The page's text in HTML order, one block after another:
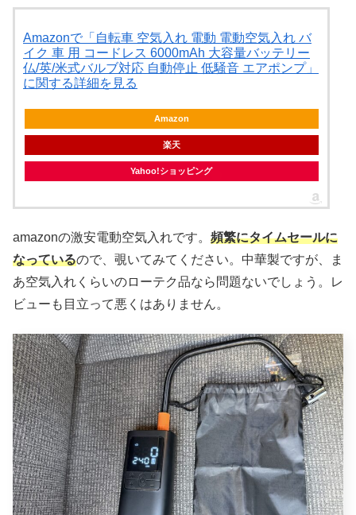
Amazonで「自転車 空気入れ 電動 電動空気入れ バ
イク 車 用 コードレス 6000mAh 大容量バッテリー
仏/英/米式バルブ対応 自動停止 低騒音 エアポンプ」
に関する詳細を見る
Amazon
楽天
Yahoo!ショッピング
amazonの激安電動空気入れです。 頻繁にタイムセールに
なっているので、覗いてみてください。中華製ですが、ま
あ空気入れくらいのローテク品なら問題ないでしょう。レ
ビューも目立って悪くはありません。